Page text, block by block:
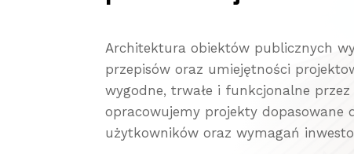
Architektura obiektów publicznych
przepisów oraz umiejętności
wygodne, trwałe i funkcjonalne
opracowujemy projekty dopasowane
użytkowników oraz wymagań